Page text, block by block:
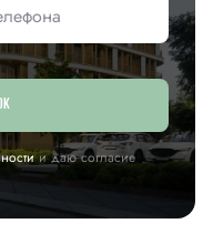
и даю согласие